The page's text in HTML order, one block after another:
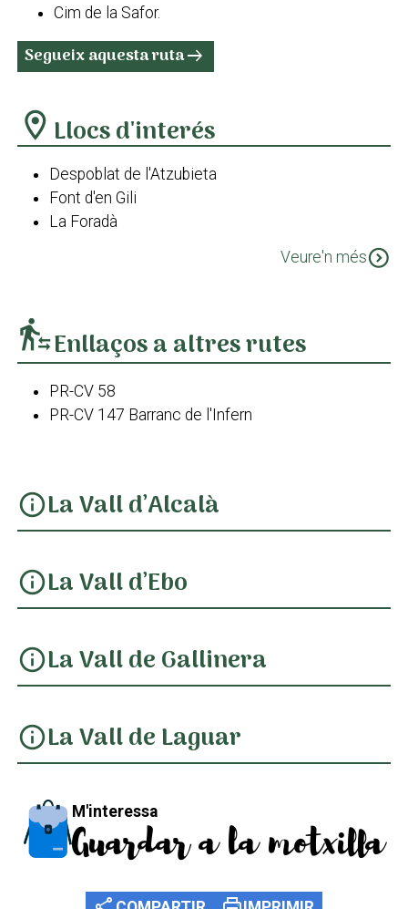
Cim de la Safor.
Segueix aquesta rutaarrow_right_alt
location_on Llocs d'interés
Despoblat de l'Atzubieta
Font d'en Gili
La Foradà
Veure'n mésexpand_circle_down
transfer_within_a_stationEnllaços a altres rutes
PR-CV 58
PR-CV 147 Barranc de l'Infern
infoLa Vall d’Alcalà
infoLa Vall d’Ebo
infoLa Vall de Gallinera
infoLa Vall de Laguar
M'interessa
Guardar a la motxilla